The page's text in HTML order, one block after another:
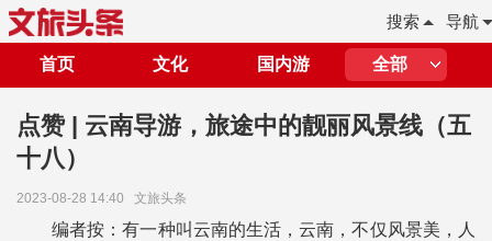
导航
搜索
首页 文化 国内游 全部
点赞 | 云南导游，旅途中的靓丽风景线（五
十八）
2023-08-28 14:40 文旅头条
编者按：有一种叫云南的生活，云南，不仅风景美，人